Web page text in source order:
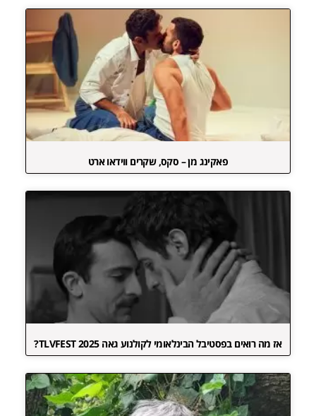
פאקינג מן – סקס, שקרים ווידאו ארט
אז מה רואים בפסטיבל הבינלאומי לקולנוע גאה TLVFEST 2025?